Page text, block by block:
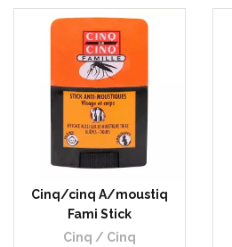
Cinq/cinq A/moustiq
Fami Stick
Cinq / Cinq